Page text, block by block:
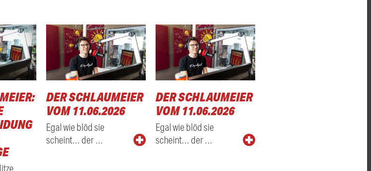
DER SCHLAUMEIER
VOM 11.06.2026
Egal wie blöd sie
scheint… der …
DER SCHLAUMEIER
VOM 11.06.2026
Egal wie blöd sie
scheint… der …